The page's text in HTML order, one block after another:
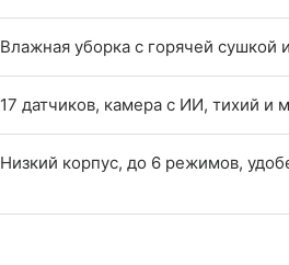
Влажная уборка с горячей сушкой
17 датчиков, камера с ИИ, тихий
Низкий корпус, до 6 режимов,